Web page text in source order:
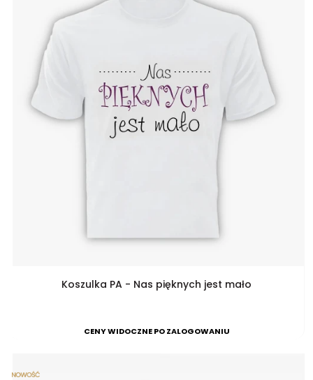
Koszulka PA - Nas pięknych jest mało
CENY WIDOCZNE PO ZALOGOWANIU